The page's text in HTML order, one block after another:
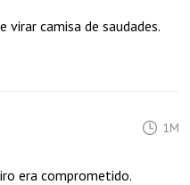
virar camisa de saudades.
1M
era comprometido.